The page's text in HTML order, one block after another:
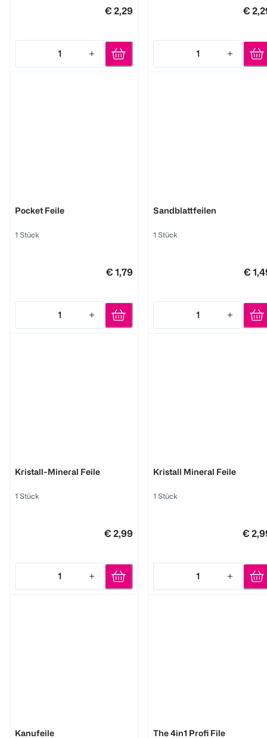
€ 2,29
1
Quantity: 1
€
1
Quantity: 1
Pocket Feile
1 Stück
€ 1,79
1
Quantity: 1
Sandblattfeilen
1 Stück
€
1
Quantity: 1
Kristall-Mineral Feile
1 Stück
€ 2,99
1
Quantity: 1
Kristall Mineral Feile
1 Stück
€
1
Quantity: 1
Kanufeile The 4in1 Profi File